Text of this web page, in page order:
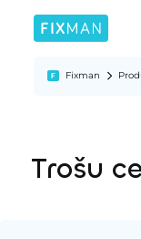
Fixman
Trošu